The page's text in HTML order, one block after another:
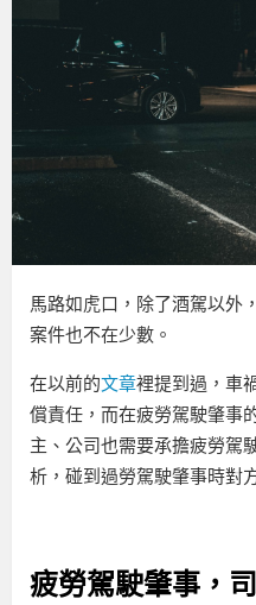
馬路如虎口，除了酒駕以外
案件也不在少數。
在以前的文章裡提到過，車
償責任，而在疲勞駕駛肇事
主、公司也需要承擔疲勞駕
析，碰到過勞駕駛肇事時對
疲勞駕駛肇事，